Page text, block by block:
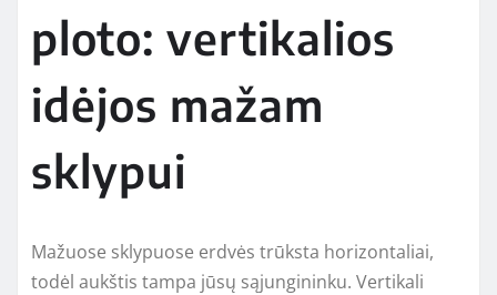
ploto: vertikalios
idėjos mažam
sklypui
Mažuose sklypuose erdvės trūksta horizontaliai,
todėl aukštis tampa jūsų sąjungininku. Vertikali